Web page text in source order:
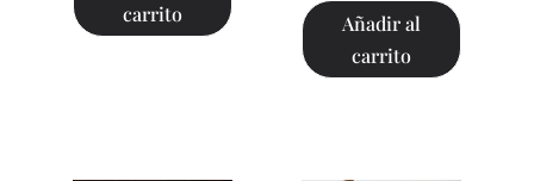
carrito
Añadir al
carrito